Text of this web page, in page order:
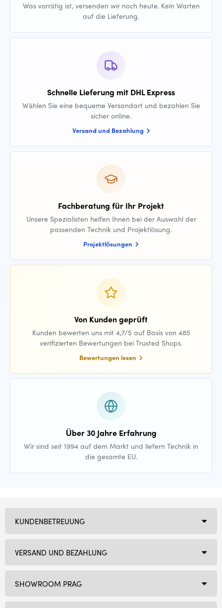
Was vorrätig ist, versenden wir noch heute. Kein Warten
auf die Lieferung.
Schnelle Lieferung mit DHL Express
Wählen Sie eine bequeme Versandart und bezahlen Sie
sicher online.
Versand und Bezahlung
Fachberatung für Ihr Projekt
Unsere Spezialisten helfen Ihnen bei der Auswahl der
passenden Technik und Projektlösung.
Projektlösungen
Von Kunden geprüft
Kunden bewerten uns mit 4,7/5 auf Basis von 485
verifizierten Bewertungen bei Trusted Shops.
Bewertungen lesen
Über 30 Jahre Erfahrung
Wir sind seit 1994 auf dem Markt und liefern Technik in
die gesamte EU.
SHOWROOM PRAG
KUNDENBETREUUNG
VERSAND UND BEZAHLUNG